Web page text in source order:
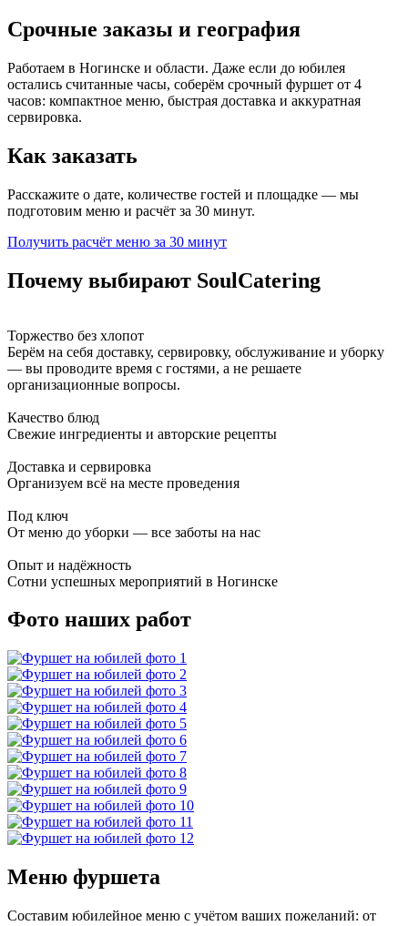
Срочные заказы и география
Работаем в Ногинске и области. Даже если до юбилея
остались считанные часы, соберём срочный фуршет от 4
часов: компактное меню, быстрая доставка и аккуратная
сервировка.
Как заказать
Расскажите о дате, количестве гостей и площадке — мы
подготовим меню и расчёт за 30 минут.
Получить расчёт меню за 30 минут
Почему выбирают SoulCatering
Торжество без хлопот
Берём на себя доставку, сервировку, обслуживание и уборку
— вы проводите время с гостями, а не решаете
организационные вопросы.
Качество блюд
Свежие ингредиенты и авторские рецепты
Доставка и сервировка
Организуем всё на месте проведения
Под ключ
От меню до уборки — все заботы на нас
Опыт и надёжность
Сотни успешных мероприятий в Ногинске
Фото наших работ
Меню фуршета
Составим юбилейное меню с учётом ваших пожеланий: от